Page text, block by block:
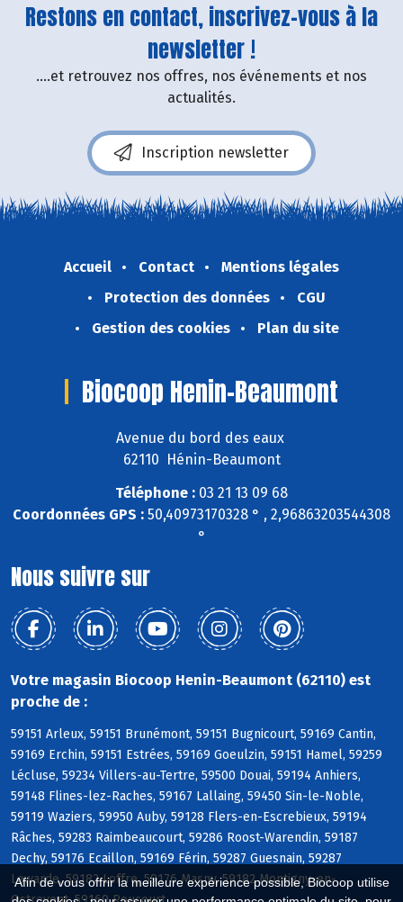
Afin de vous offrir la meilleure expérience possible, Biocoop utilise
Restons en contact, inscrivez-vous à la
newsletter !
....et retrouvez nos offres, nos événements et nos
actualités.
Inscription newsletter
Accueil Contact
Mentions légales
Protection des données
CGU
Gestion des cookies
Plan du site
Biocoop Henin-Beaumont
Avenue du bord des eaux
62110 Hénin-Beaumont
Téléphone : 03 21 13 09 68
Coordonnées GPS : 50,40973170328 ° , 2,96863203544308
°
Nous suivre sur
Votre magasin Biocoop Henin-Beaumont (62110) est
proche de :
59151 Arleux, 59151 Brunémont, 59151 Bugnicourt, 59169 Cantin,
59169 Erchin, 59151 Estrées, 59169 Goeulzin, 59151 Hamel, 59259
Lécluse, 59234 Villers-au-Tertre, 59500 Douai, 59194 Anhiers,
59148 Flines-lez-Raches, 59167 Lallaing, 59450 Sin-le-Noble,
59119 Waziers, 59950 Auby, 59128 Flers-en-Escrebieux, 59194
Râches, 59283 Raimbeaucourt, 59286 Roost-Warendin, 59187
Dechy, 59176 Ecaillon, 59169 Férin, 59287 Guesnain, 59287
Lewarde, 59182 Loffre, 59176 Masny, 59182 Montigny-en-